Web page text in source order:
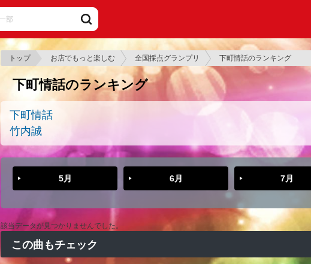
トップ お店でもっと楽しむ 全国採点グランプリ 下町情話のランキング
下町情話のランキング
下町情話
竹内誠
5月 6月 7月
該当データが見つかりませんでした。
この曲もチェック